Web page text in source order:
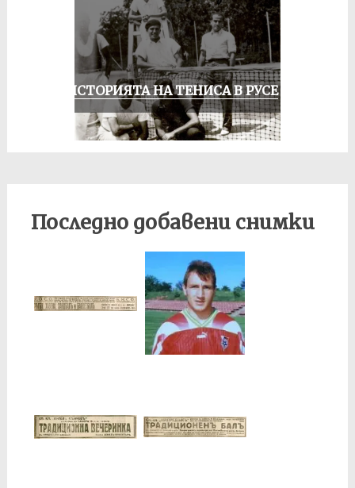
ЗА ИСТОРИЯТА НА ТЕНИСА В РУСЕ
Последно добавени снимки